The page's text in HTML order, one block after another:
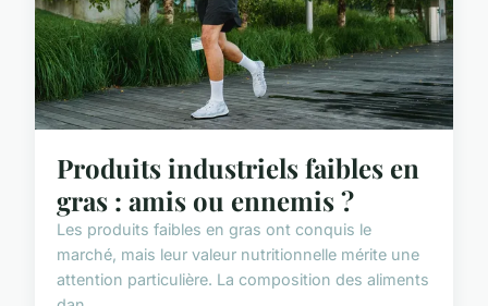
Produits industriels faibles en
gras : amis ou ennemis ?
Les produits faibles en gras ont conquis le
marché, mais leur valeur nutritionnelle mérite une
attention particulière. La composition des aliments